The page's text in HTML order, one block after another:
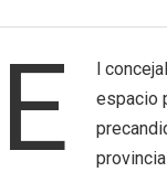
E
l
espacio